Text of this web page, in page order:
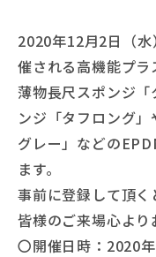
2020年12月2日（
催される高機能プラ
薄物長尺スポンジ
ンジ「タフロング
グレー」などの
ます。
事前に登録して頂く
皆様のご来場心より
〇開催日時：2020